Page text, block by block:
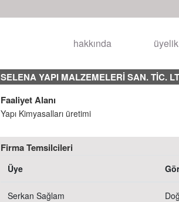
hakkında üyelik
SELENA YAPI MALZEMELERİ SAN. TİC.
Faaliyet Alanı
Yapı Kimyasalları üretimi
Firma Temsilcileri
Üye
Serkan Sağlam